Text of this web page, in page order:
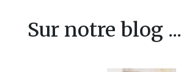
Sur notre blog ...